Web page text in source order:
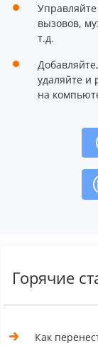
вызовов,
т.д.
удаляйте и
на
Горячие
Как